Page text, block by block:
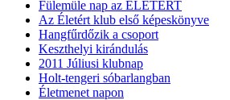
Fülemüle nap az ÉLETÉRT
Az Életért klub első képeskönyve
Hangfűrdőzik a csoport
Keszthelyi kirándulás
2011 Júliusi klubnap
Holt-tengeri sóbarlangban
Életmenet napon